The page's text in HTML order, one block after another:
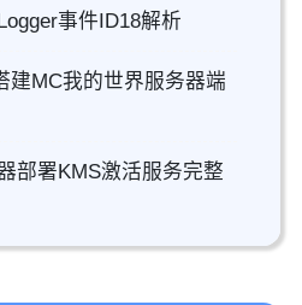
事件ID18解析
建MC我的世界服务器端
部署KMS激活服务完整